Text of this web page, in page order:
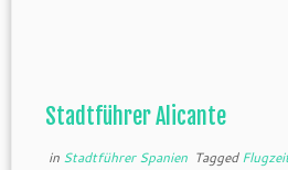
Stadtführer Alicante
in Stadtführer Spanien Tagged